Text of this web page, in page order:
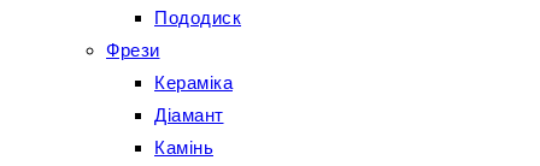
Пододиск
Фрези
Кераміка
Діамант
Камінь